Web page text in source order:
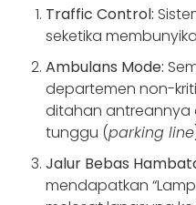
Traffic Control:
seketika
Ambulans Mode:
departemen non-
ditahan antreannya
tunggu (parking line
Jalur Bebas
mendapatkan